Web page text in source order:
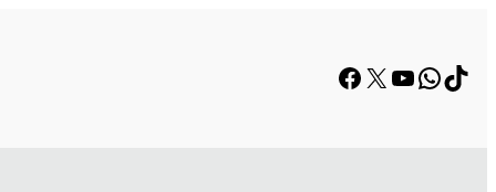
Facebook
X YouTube